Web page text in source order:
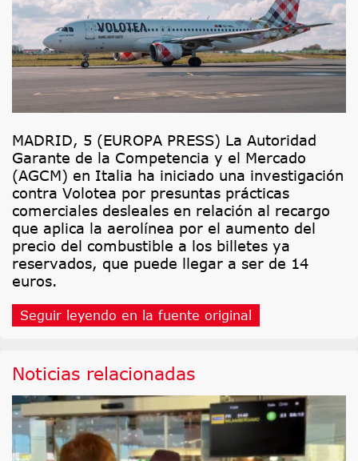
MADRID, 5 (EUROPA PRESS) La Autoridad
Garante de la Competencia y el Mercado
(AGCM) en Italia ha iniciado una investigación
contra Volotea por presuntas prácticas
comerciales desleales en relación al recargo
que aplica la aerolínea por el aumento del
precio del combustible a los billetes ya
reservados, que puede llegar a ser de 14
euros.
Seguir leyendo en la fuente original
Noticias relacionadas